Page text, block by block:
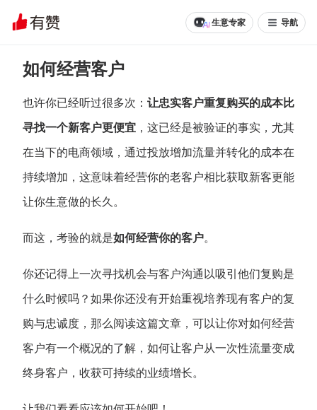
生意专家 导航
如何经营客户
也许你已经听过很多次： 让忠实客户重复购买的成本比
寻找一个新客户更便宜 ，这已经是被验证的事实，尤其
在当下的电商领域，通过投放增加流量并转化的成本在
持续增加，这意味着经营你的老客户相比获取新客更能
让你生意做的长久。
而这，考验的就是如何经营你的客户。
你还记得上一次寻找机会与客户沟通以吸引他们复购是
什么时候吗？如果你还没有开始重视培养现有客户的复
购与忠诚度，那么阅读这篇文章，可以让你对如何经营
客户有一个概况的了解，如何让客户从一次性流量变成
终身客户，收获可持续的业绩增长。